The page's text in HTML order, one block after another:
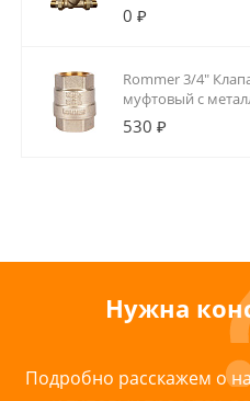
0 ₽
Rommer 3/4"
муфтовый с
530 ₽
Нужна
Подробно расскажем о